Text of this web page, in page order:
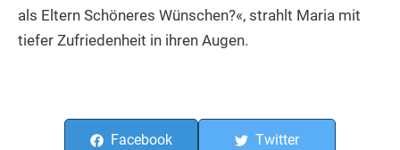
als Eltern Schöneres Wünschen?«, strahlt Maria mit
tiefer Zufriedenheit in ihren Augen.
Facebook Twitter